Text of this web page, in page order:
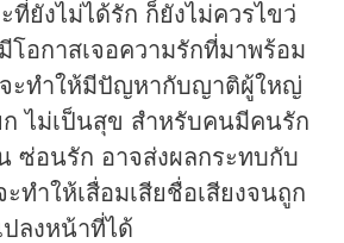
ที่ยังไม่ได้รัก ก็ยังไม่ควรไขว่
โอกาสเจอความรักที่มาพร้อม
ะทำให้มีปัญหากับญาติผู้ใหญ่
ไม่เป็นสุข สำหรับคนมีคนรัก
ซ่อนรัก อาจส่งผลกระทบกับ
ทำให้เสื่อมเสียชื่อเสียงจนถูก
ลงหน้าที่ได้